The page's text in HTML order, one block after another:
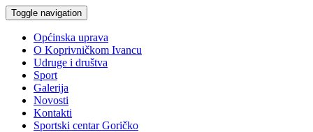
Toggle navigation
Općinska uprava
O Koprivničkom Ivancu
Udruge i društva
Sport
Galerija
Novosti
Kontakti
Sportski centar Goričko